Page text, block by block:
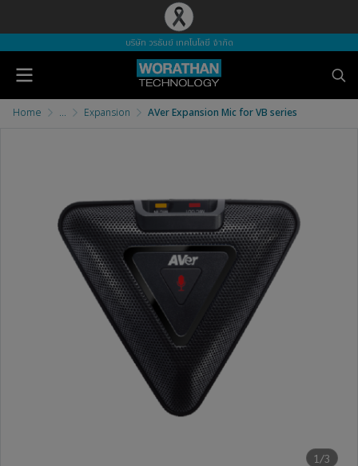
บริษัท วรธันย์ เทคโนโลยี จำกัด
Home ... Expansion AVer Expansion Mic for VB series
1/3